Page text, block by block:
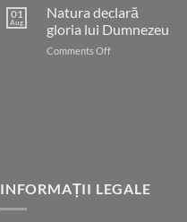
nostru
care
ești
în
01
Aug
Natura declară
gloria lui Dumnezeu
Comments Offon
INFORMAȚII LEGALE